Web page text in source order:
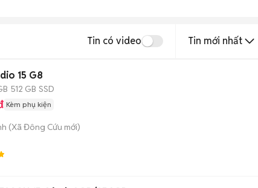
Tin có video Tin mới nhất
15 G8
512 GB SSD
Kèm phụ kiện
(Xã Đông Cứu mới)